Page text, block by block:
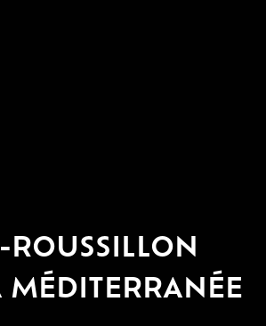
ROUSSILLON
MÉDITERRANÉE